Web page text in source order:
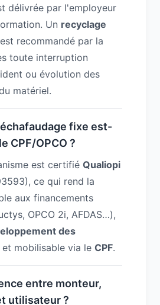
délivrée par l'employeur
Un recyclage
est recommandé par la
toute interruption
ou évolution des
matériel.
fixe est-
CPF/OPCO ?
est certifié Qualiopi
ce qui rend la
aux financements
OPCO 2i, AFDAS…),
des
et mobilisable via le CPF.
entre monteur,
utilisateur ?